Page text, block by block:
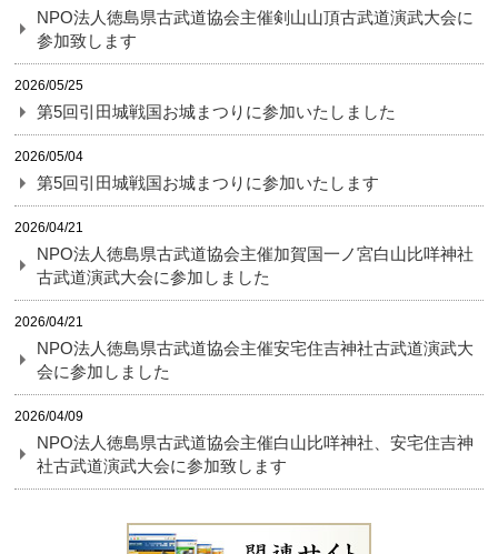
NPO法人徳島県古武道協会主催剣山山頂古武道演武大会に
参加致します
2026/05/25
第5回引田城戦国お城まつりに参加いたしました
2026/05/04
第5回引田城戦国お城まつりに参加いたします
2026/04/21
NPO法人徳島県古武道協会主催加賀国一ノ宮白山比咩神社
古武道演武大会に参加しました
2026/04/21
NPO法人徳島県古武道協会主催安宅住吉神社古武道演武大
会に参加しました
2026/04/09
NPO法人徳島県古武道協会主催白山比咩神社、安宅住吉神
社古武道演武大会に参加致します